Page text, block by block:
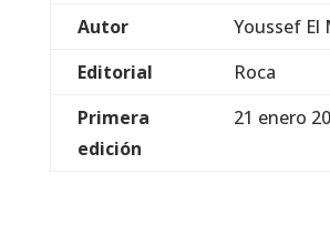
Autor
Youssef El
Editorial
Roca
Primera
edición
21 enero